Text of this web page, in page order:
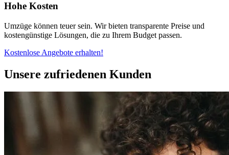
Hohe Kosten
Umzüge können teuer sein. Wir bieten transparente Preise und
kostengünstige Lösungen, die zu Ihrem Budget passen.
Kostenlose Angebote erhalten!
Unsere zufriedenen Kunden